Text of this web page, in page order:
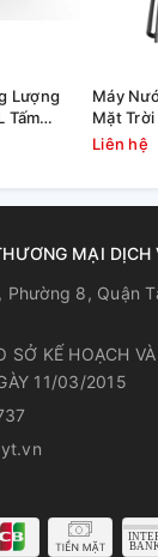
TIỆN ÍCH
trở nên dễ dàng
sục rửa bình
Lượng
Tấm
2
Máy
Mặt
Phẳng
Liên hệ
MẠI
Phường 8, Quận
SỞ KẾ HOẠCH
11/03/2015